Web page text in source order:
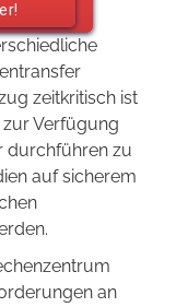
zeitkritisch ist
Verfügung
durchführen zu
auf sicherem
an